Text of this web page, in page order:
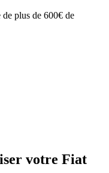
plus de 600€ de
votre Fiat